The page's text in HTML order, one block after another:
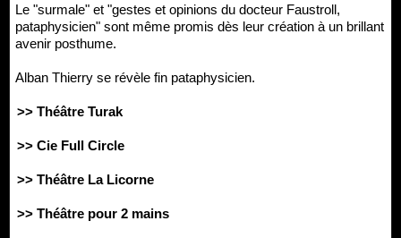
Le "surmale" et "gestes et opinions du docteur Faustroll,
pataphysicien" sont même promis dès leur création à un brillant
avenir posthume.
Alban Thierry se révèle fin pataphysicien.
>> Théâtre Turak
>> Cie Full Circle
>> Théâtre La Licorne
>> Théâtre pour 2 mains